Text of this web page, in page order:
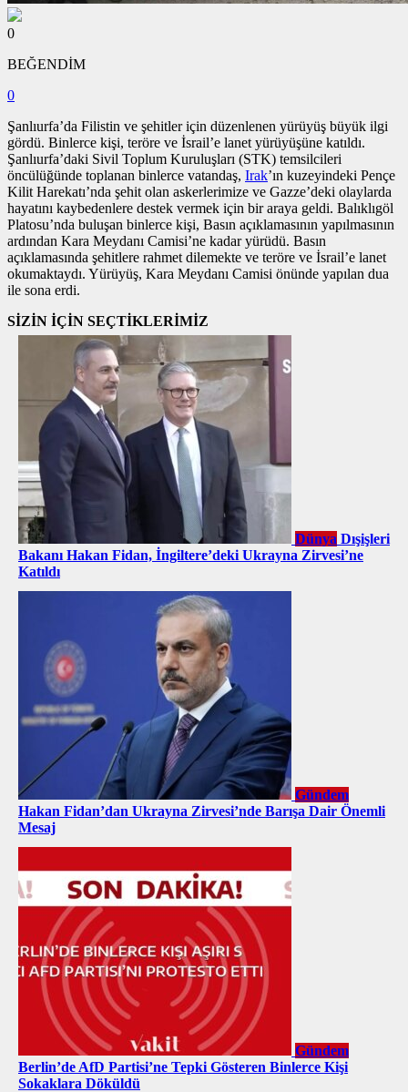
0
BEĞENDİM
0
Şanlıurfa’da Filistin ve şehitler için düzenlenen yürüyüş büyük ilgi
gördü. Binlerce kişi, teröre ve İsrail’e lanet yürüyüşüne katıldı.
Şanlıurfa’daki Sivil Toplum Kuruluşları (STK) temsilcileri
öncülüğünde toplanan binlerce vatandaş, Irak’ın kuzeyindeki Pençe
Kilit Harekatı’nda şehit olan askerlerimize ve Gazze’deki olaylarda
hayatını kaybedenlere destek vermek için bir araya geldi. Balıklıgöl
Platosu’nda buluşan binlerce kişi, Basın açıklamasının yapılmasının
ardından Kara Meydanı Camisi’ne kadar yürüdü. Basın
açıklamasında şehitlere rahmet dilemekte ve teröre ve İsrail’e lanet
okumaktaydı. Yürüyüş, Kara Meydanı Camisi önünde yapılan dua
ile sona erdi.
SİZİN İÇİN SEÇTİKLERİMİZ
Dünya Dışişleri
Bakanı Hakan Fidan, İngiltere’deki Ukrayna Zirvesi’ne
Katıldı
Gündem
Hakan Fidan’dan Ukrayna Zirvesi’nde Barışa Dair Önemli
Mesaj
Gündem
Berlin’de AfD Partisi’ne Tepki Gösteren Binlerce Kişi
Sokaklara Döküldü